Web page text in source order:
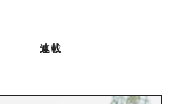
連載